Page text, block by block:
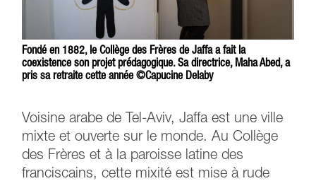
Fondé en 1882, le Collège des Frères de Jaffa a fait la
coexistence son projet prédagogique. Sa directrice, Maha Abed, a
pris sa retraite cette année ©Capucine Delaby
Voisine arabe de Tel-Aviv, Jaffa est une ville
mixte et ouverte sur le monde. Au Collège
des Frères et à la paroisse latine des
franciscains, cette mixité est mise à rude